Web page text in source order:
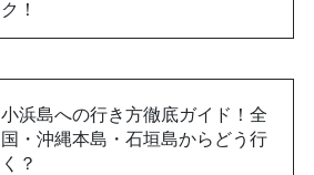
ク！
小浜島への行き方徹底ガイド！全
国・沖縄本島・石垣島からどう行
く？